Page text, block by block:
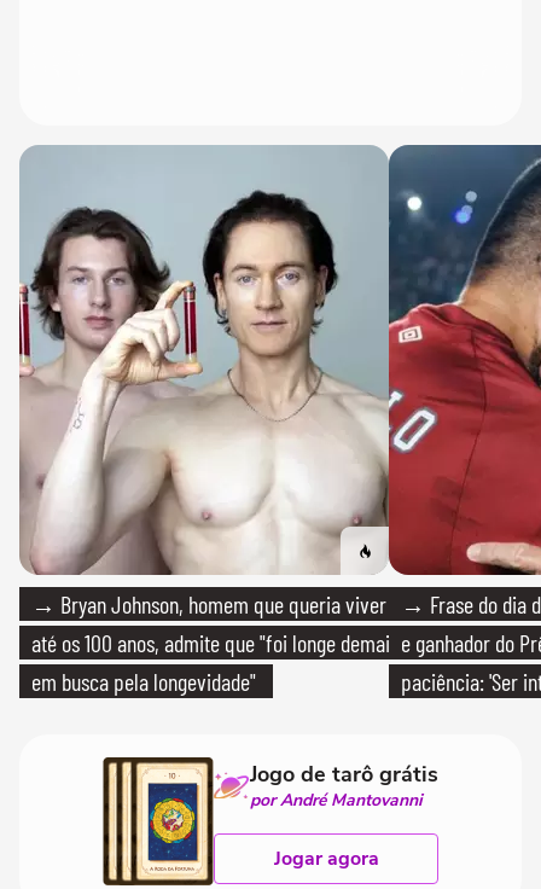
→ Bryan Johnson, homem que queria viver
até os 100 anos, admite que "foi longe demais
em busca pela longevidade"
→ Frase do dia
e ganhador do
paciência: 'Ser
Jogo de tarô grátis
por André Mantovanni
Jogar agora